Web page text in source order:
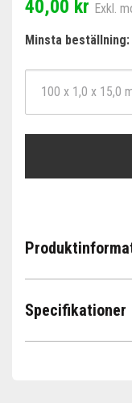
40,00 kr Exkl.
Minsta
Specifikationer